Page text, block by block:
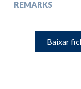
REMARKS
Baixar